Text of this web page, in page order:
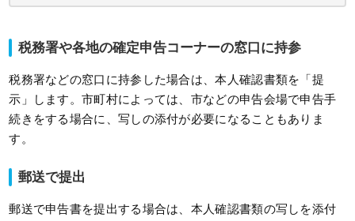
税務署や各地の確定申告コーナーの窓口に持参
税務署などの窓口に持参した場合は、本人確認書類を「提
示」します。市町村によっては、市などの申告会場で申告手
続きをする場合に、写しの添付が必要になることもありま
す。
郵送で提出
郵送で申告書を提出する場合は、本人確認書類の写しを添付